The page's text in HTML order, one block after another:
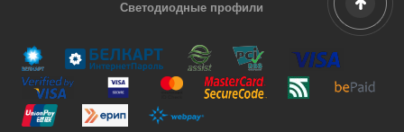
Светодиодные профили